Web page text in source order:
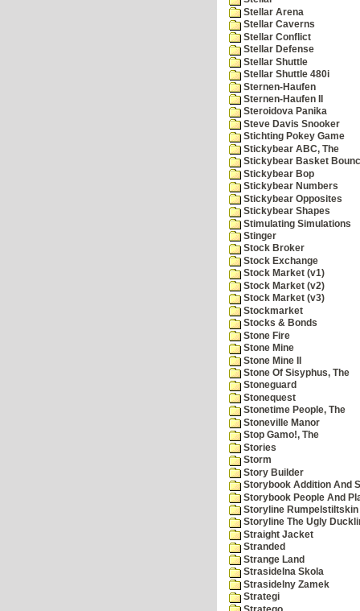
Stellar Arena
Stellar Caverns
Stellar Conflict
Stellar Defense
Stellar Shuttle
Stellar Shuttle 480i
Sternen-Haufen
Sternen-Haufen II
Steroidova Panika
Steve Davis Snooker
Stichting Pokey Game
Stickybear ABC, The
Stickybear Basket
Stickybear Bop
Stickybear Numbers
Stickybear Opposites
Stickybear Shapes
Stimulating Simulations
Stinger
Stock Broker
Stock Exchange
Stock Market (v1)
Stock Market (v2)
Stock Market (v3)
Stockmarket
Stocks & Bonds
Stone Fire
Stone Mine
Stone Mine II
Stone Of Sisyphus, The
Stoneguard
Stonequest
Stonetime People, The
Stoneville Manor
Stop Gamo!, The
Stories
Storm
Story Builder
Storybook Addition And
Storybook People And
Storyline Rumpelstiltskin
Storyline The Ugly
Straight Jacket
Stranded
Strange Land
Strasidelna Skola
Strasidelny Zamek
Strategi
Stratego